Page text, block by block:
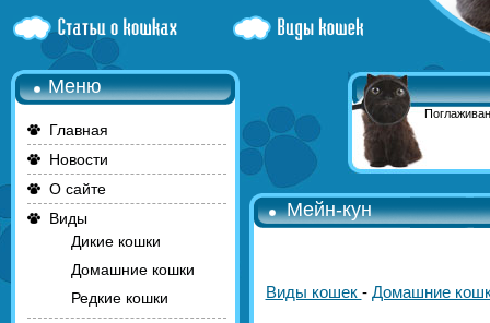
Меню
Главная
Новости
О сайте
Виды
Дикие кошки
Домашние кошки
Редкие кошки
Мейн-кун
Виды кошек - Домашние